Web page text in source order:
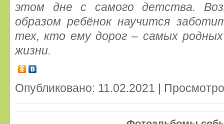
этом дне с самого детства.
образом ребёнок научится
тех, кто ему дорог – самых
жизни.
Опубликовано: 11.02.2021 |